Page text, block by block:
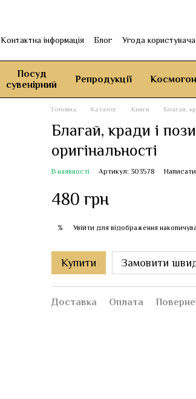
Контактна інформація Блог Угода користувача
Посуд
сувенірний
Репродукції
Головна Каталог Книги Благай,
Благай, кради і
оригінальності
В наявності Артикул: 303578 Написати
480 грн
% Увійти для відображення
Купити Замовити
Доставка Оплата